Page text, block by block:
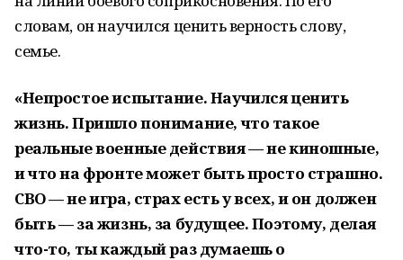
словам, он научился ценить верность слову,
семье.
«Непростое испытание. Научился ценить
жизнь. Пришло понимание, что такое
реальные военные действия — не киношные,
и что на фронте может быть просто страшно.
СВО — не игра, страх есть у всех, и он должен
быть — за жизнь, за будущее. Поэтому, делая
что-то, ты каждый раз думаешь о